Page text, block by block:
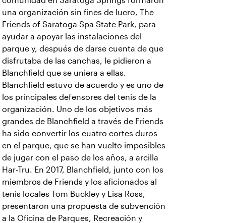
una organización sin fines de lucro, The
Friends of Saratoga Spa State Park, para
ayudar a apoyar las instalaciones del
parque y, después de darse cuenta de que
disfrutaba de las canchas, le pidieron a
Blanchfield que se uniera a ellas.
Blanchfield estuvo de acuerdo y es uno de
los principales defensores del tenis de la
organización. Uno de los objetivos más
grandes de Blanchfield a través de Friends
ha sido convertir los cuatro cortes duros
en el parque, que se han vuelto imposibles
de jugar con el paso de los años, a arcilla
Har-Tru. En 2017, Blanchfield, junto con los
miembros de Friends y los aficionados al
tenis locales Tom Buckley y Lisa Ross,
presentaron una propuesta de subvención
a la Oficina de Parques, Recreación y